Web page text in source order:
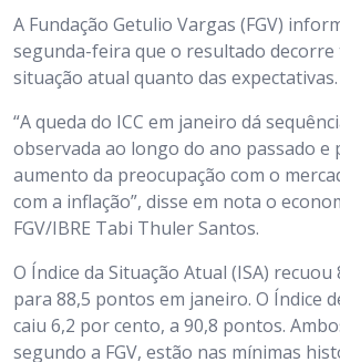
A Fundação Getulio Vargas (FGV)
segunda-feira que o resultado
situação atual quanto das expectativas.
“A queda do ICC em janeiro dá
observada ao longo do ano passado e
aumento da preocupação com o
com a inflação”, disse em nota o
FGV/IBRE Tabi Thuler Santos.
O Índice da Situação Atual (ISA)
para 88,5 pontos em janeiro. O Índice
caiu 6,2 por cento, a 90,8 pontos.
segundo a FGV, estão nas mínimas